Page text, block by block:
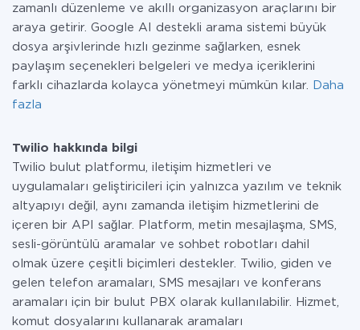
zamanlı düzenleme ve akıllı organizasyon araçlarını bir
araya getirir. Google AI destekli arama sistemi büyük
dosya arşivlerinde hızlı gezinme sağlarken, esnek
paylaşım seçenekleri belgeleri ve medya içeriklerini
farklı cihazlarda kolayca yönetmeyi mümkün kılar.
Daha
fazla
Twilio hakkında bilgi
Twilio bulut platformu, iletişim hizmetleri ve
uygulamaları geliştiricileri için yalnızca yazılım ve teknik
altyapıyı değil, aynı zamanda iletişim hizmetlerini de
içeren bir API sağlar. Platform, metin mesajlaşma, SMS,
sesli-görüntülü aramalar ve sohbet robotları dahil
olmak üzere çeşitli biçimleri destekler. Twilio, giden ve
gelen telefon aramaları, SMS mesajları ve konferans
aramaları için bir bulut PBX olarak kullanılabilir. Hizmet,
komut dosyalarını kullanarak aramaları